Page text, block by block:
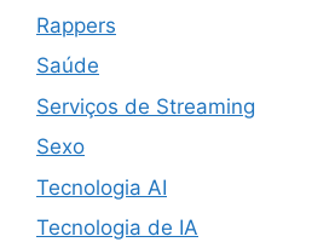
Rappers
Saúde
Serviços de Streaming
Sexo
Tecnologia AI
Tecnologia de IA